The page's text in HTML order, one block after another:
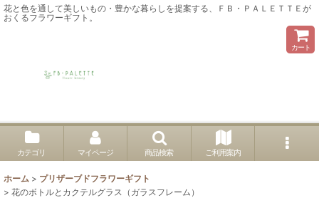
花と色を通して美しいもの・豊かな暮らしを提案する、ＦＢ・ＰＡＬＥＴＴＥが
おくるフラワーギフト。
カート
カテゴリ マイページ 商品検索 ご利用案内
ホーム > プリザーブドフラワーギフト
> 花のボトルとカクテルグラス（ガラスフレーム）